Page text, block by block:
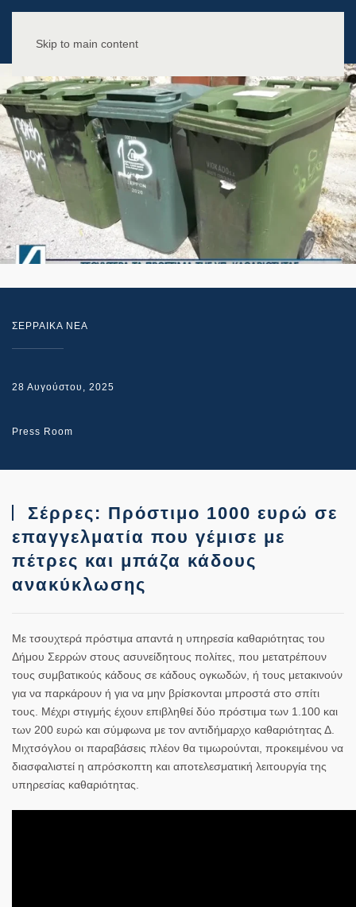
Skip to main content
ΣΕΡΡΑΙΚΑ ΝΕΑ
28 Αυγούστου, 2025
Press Room
Σέρρες: Πρόστιμο 1000 ευρώ σε
επαγγελματία που γέμισε με
πέτρες και μπάζα κάδους
ανακύκλωσης
Με τσουχτερά πρόστιμα απαντά η υπηρεσία καθαριότητας του
Δήμου Σερρών στους ασυνείδητους πολίτες, που μετατρέπουν
τους συμβατικούς κάδους σε κάδους ογκωδών, ή τους μετακινούν
για να παρκάρουν ή για να μην βρίσκονται μπροστά στο σπίτι
τους. Μέχρι στιγμής έχουν επιβληθεί δύο πρόστιμα των 1.100 και
των 200 ευρώ και σύμφωνα με τον αντιδήμαρχο καθαριότητας Δ.
Μιχτσόγλου οι παραβάσεις πλέον θα τιμωρούνται, προκειμένου να
διασφαλιστεί η απρόσκοπτη και αποτελεσματική λειτουργία της
υπηρεσίας καθαριότητας.